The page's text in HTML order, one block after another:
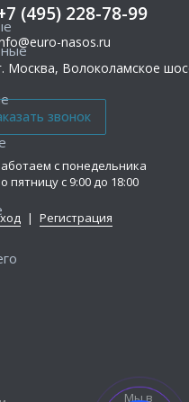
(495) 228-78-99
nasos.ru
Москва, Волоколамское
с понедельника
пятницу с 9:00 до 18:00
| Регистрация
Мы в